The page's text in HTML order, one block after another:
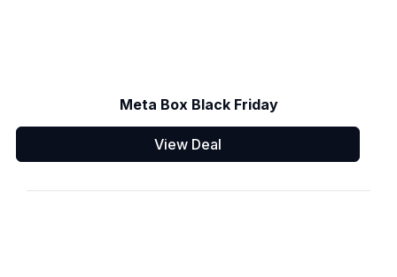
Meta Box Black Friday
View Deal